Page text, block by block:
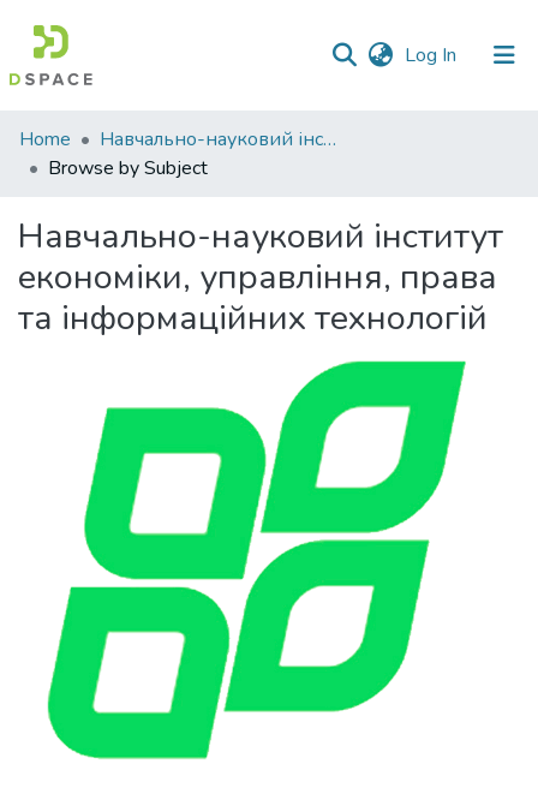
Log In (current)
Communities
&
All of DSpace
Home
Навчально-науковий інститут економіки, управління, права та інформаційних технологій
Browse by Subject
Навчально-науковий інститут
економіки, управління, права
та інформаційних технологій